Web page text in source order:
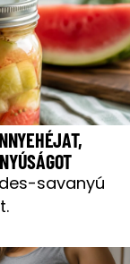
savanyú